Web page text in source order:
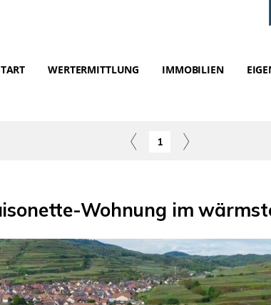
WERTERMITTLUNG IMMOBILIEN
1
Wohnung im